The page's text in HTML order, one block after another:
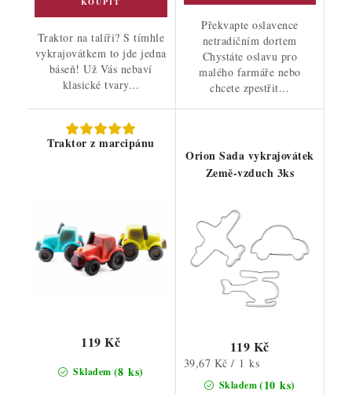
Traktor na talíři? S tímhle
vykrajovátkem to jde jedna
báseň! Už Vás nebaví
klasické tvary...
Překvapte oslavence
netradičním dortem
Chystáte oslavu pro
malého farmáře nebo
chcete zpestřit...
Traktor z marcipánu
Skladem (8 ks)
119 Kč
Orion Sada vykrajovátek
Země-vzduch 3ks
Skladem(10 ks)
119 Kč
Měrná
cena:
39,67 Kč / 1 ks